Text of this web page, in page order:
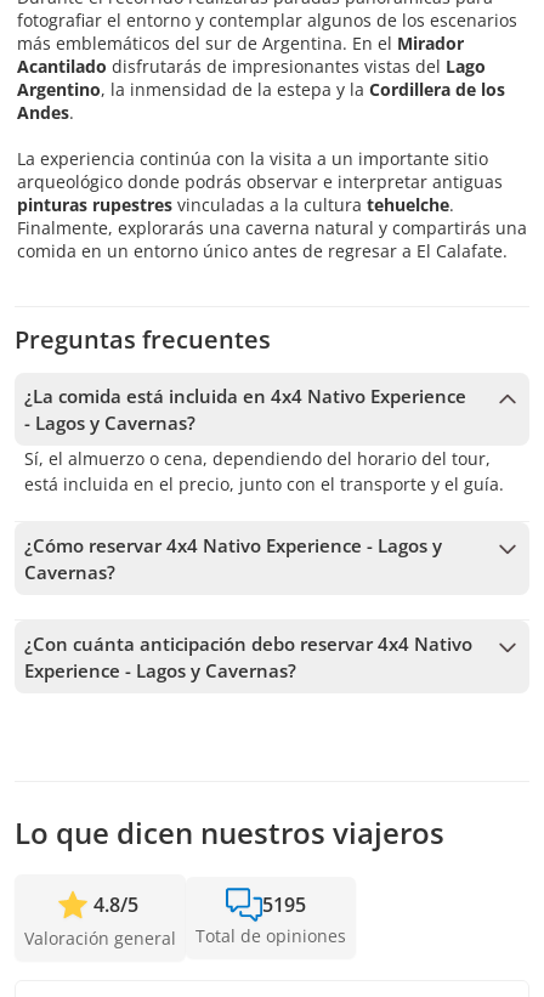
fotografiar el entorno y contemplar algunos de los escenarios
más emblemáticos del sur de Argentina. En el Mirador
Acantilado disfrutarás de impresionantes vistas del Lago
Argentino, la inmensidad de la estepa y la Cordillera de los
Andes.
La experiencia continúa con la visita a un importante sitio
arqueológico donde podrás observar e interpretar antiguas
pinturas rupestres vinculadas a la cultura tehuelche.
Finalmente, explorarás una caverna natural y compartirás una
comida en un entorno único antes de regresar a El Calafate.
Preguntas frecuentes
¿La comida está incluida en 4x4 Nativo Experience
- Lagos y Cavernas?
Sí, el almuerzo o cena, dependiendo del horario del tour,
está incluida en el precio, junto con el transporte y el guía.
¿Cómo reservar 4x4 Nativo Experience - Lagos y
Cavernas?
debes elegir la fecha y seguir los pasos en el sitio web. En el
carrito podrás agregar más tours antes de confirmar tu
reserva.
¿Con cuánta anticipación debo reservar 4x4 Nativo
Experience - Lagos y Cavernas?
Lo que dicen nuestros viajeros
4.8/5
Valoración general
5195
Total de opiniones